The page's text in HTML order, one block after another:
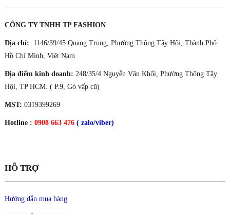
CÔNG TY TNHH TP FASHION
Địa chỉ: 1146/39/45 Quang Trung, Phường Thông Tây Hội, Thành Phố
Hồ Chí Minh, Việt Nam
Địa điểm kinh doanh: 248/35/4 Nguyễn Văn Khối, Phường Thông Tây
Hội, TP HCM. ( P.9, Gò vấp cũ)
MST: 0319399269
Hotline : 0908 663 476 ( zalo/viber)
HỖ TRỢ
Hướng dẫn mua hàng